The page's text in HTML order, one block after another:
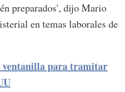
preparados', dijo Mario
en temas laborales de
para tramitar